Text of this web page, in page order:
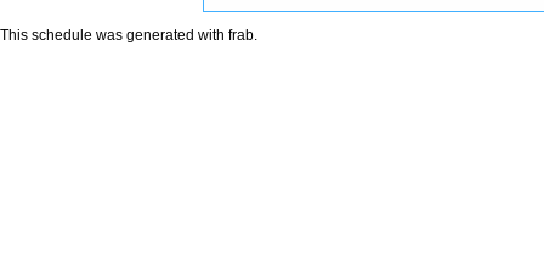
This schedule was generated with frab.